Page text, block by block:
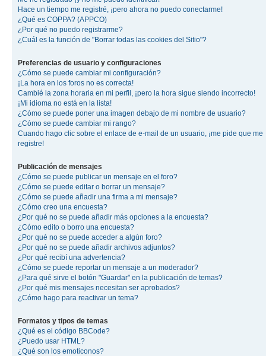
Hace un tiempo me registré, ¡pero ahora no puedo conectarme!
¿Qué es COPPA? (APPCO)
¿Por qué no puedo registrarme?
¿Cuál es la función de "Borrar todas las cookies del Sitio"?
Preferencias de usuario y configuraciones
¿Cómo se puede cambiar mi configuración?
¡La hora en los foros no es correcta!
Cambié la zona horaria en mi perfil, ¡pero la hora sigue siendo incorrecto!
¡Mi idioma no está en la lista!
¿Cómo se puede poner una imagen debajo de mi nombre de usuario?
¿Cómo se puede cambiar mi rango?
Cuando hago clic sobre el enlace de e-mail de un usuario, ¡me pide que me
registre!
Publicación de mensajes
¿Cómo se puede publicar un mensaje en el foro?
¿Cómo se puede editar o borrar un mensaje?
¿Cómo se puede añadir una firma a mi mensaje?
¿Cómo creo una encuesta?
¿Por qué no se puede añadir más opciones a la encuesta?
¿Cómo edito o borro una encuesta?
¿Por qué no se puede acceder a algún foro?
¿Por qué no se puede añadir archivos adjuntos?
¿Por qué recibí una advertencia?
¿Cómo se puede reportar un mensaje a un moderador?
¿Para qué sirve el botón "Guardar" en la publicación de temas?
¿Por qué mis mensajes necesitan ser aprobados?
¿Cómo hago para reactivar un tema?
Formatos y tipos de temas
¿Qué es el código BBCode?
¿Puedo usar HTML?
¿Qué son los emoticonos?